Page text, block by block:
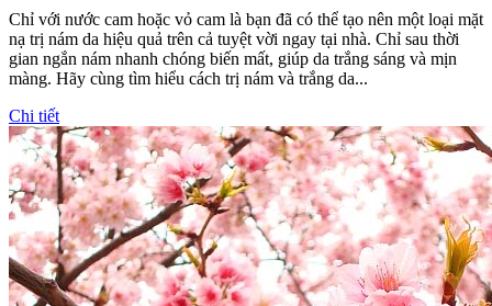
Chỉ với nước cam hoặc vỏ cam là bạn đã có thể tạo nên một loại mặt
nạ trị nám da hiệu quả trên cả tuyệt vời ngay tại nhà. Chỉ sau thời
gian ngắn nám nhanh chóng biến mất, giúp da trắng sáng và mịn
màng. Hãy cùng tìm hiểu cách trị nám và trắng da...
Chi tiết